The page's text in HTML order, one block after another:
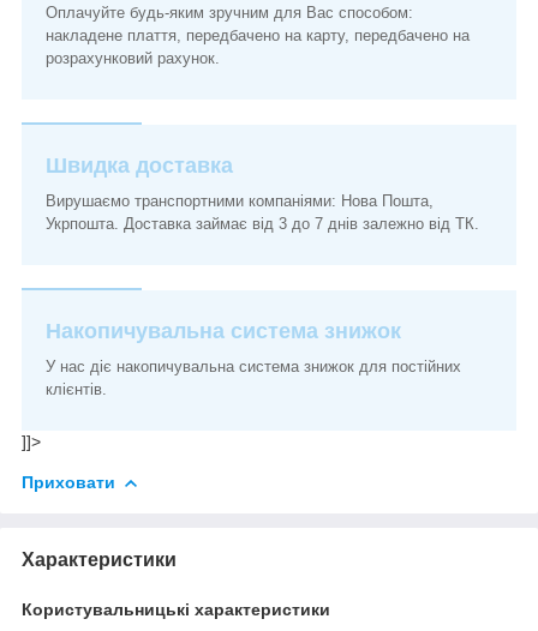
Оплачуйте будь-яким зручним для Вас способом:
накладене плаття, передбачено на карту, передбачено на
розрахунковий рахунок.
Швидка доставка
Вирушаємо транспортними компаніями: Нова Пошта,
Укрпошта. Доставка займає від 3 до 7 днів залежно від ТК.
Накопичувальна система знижок
У нас діє накопичувальна система знижок для постійних
клієнтів.
]]>
Приховати
Характеристики
Користувальницькі характеристики